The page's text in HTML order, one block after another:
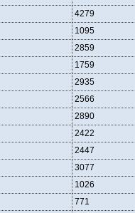
4279
1095
2859
1759
2935
2566
2890
2422
2447
3077
1026
771